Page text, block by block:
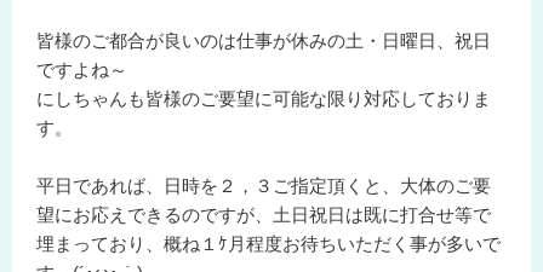
皆様のご都合が良いのは仕事が休みの土・日曜日、祝日
ですよね～
にしちゃんも皆様のご要望に可能な限り対応しておりま
す。
平日であれば、日時を２，３ご指定頂くと、大体のご要
望にお応えできるのですが、土日祝日は既に打合せ等で
埋まっており、概ね１ｹ月程度お待ちいただく事が多いで